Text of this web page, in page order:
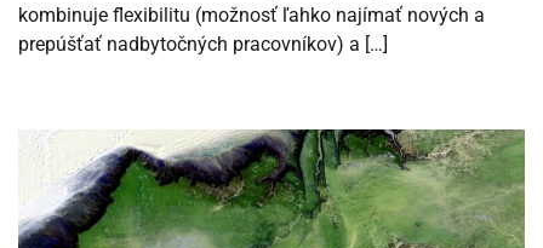
kombinuje flexibilitu (možnosť ľahko najímať nových a
prepúšťať nadbytočných pracovníkov) a […]